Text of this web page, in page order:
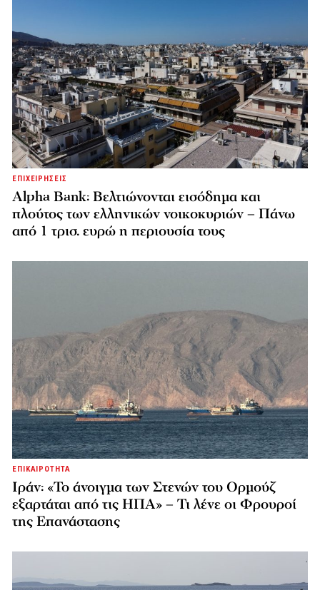
ΕΠΙΧΕΙΡΗΣΕΙΣ
Alpha Bank: Βελτιώνονται εισόδημα και
πλούτος των ελληνικών νοικοκυριών – Πάνω
από 1 τρισ. ευρώ η περιουσία τους
ΕΠΙΚΑΙΡΟΤΗΤΑ
Ιράν: «Το άνοιγμα των Στενών του Ορμούζ
εξαρτάται από τις ΗΠΑ» – Τι λένε οι Φρουροί
της Επανάστασης